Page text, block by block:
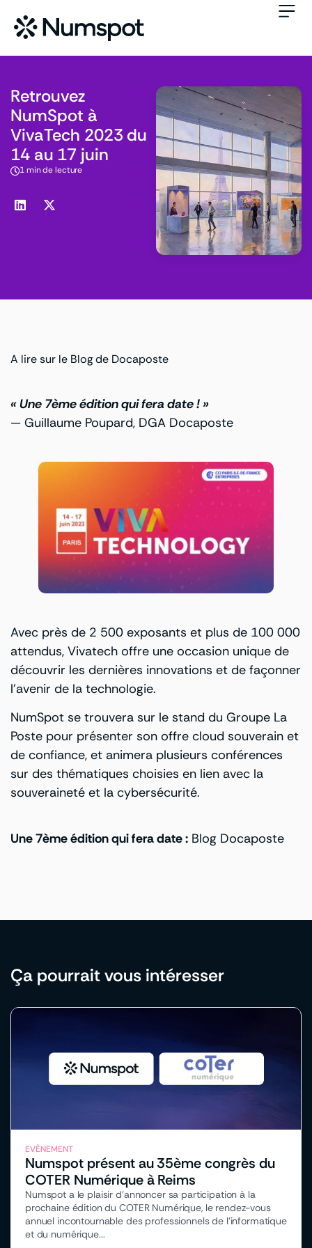
Retrouvez
NumSpot à
VivaTech 2023 du
14 au 17 juin
1 min de lecture
A lire sur le Blog de Docaposte
« Une 7ème édition qui fera date ! »
— Guillaume Poupard, DGA Docaposte
Avec près de 2 500 exposants et plus de 100 000
attendus, Vivatech offre une occasion unique de
découvrir les dernières innovations et de façonner
l’avenir de la technologie.
NumSpot se trouvera sur le stand du Groupe La
Poste pour présenter son offre cloud souverain et
de confiance, et animera plusieurs conférences
sur des thématiques choisies en lien avec la
souveraineté et la cybersécurité.
Une 7ème édition qui fera date : Blog Docaposte
Ça pourrait vous intéresser
EVÈNEMENT
Numspot présent au 35ème congrès du
COTER Numérique à Reims
Numspot a le plaisir d’annoncer sa participation à la
prochaine édition du COTER Numérique, le rendez-vous
annuel incontournable des professionnels de l’informatique
et du numérique...